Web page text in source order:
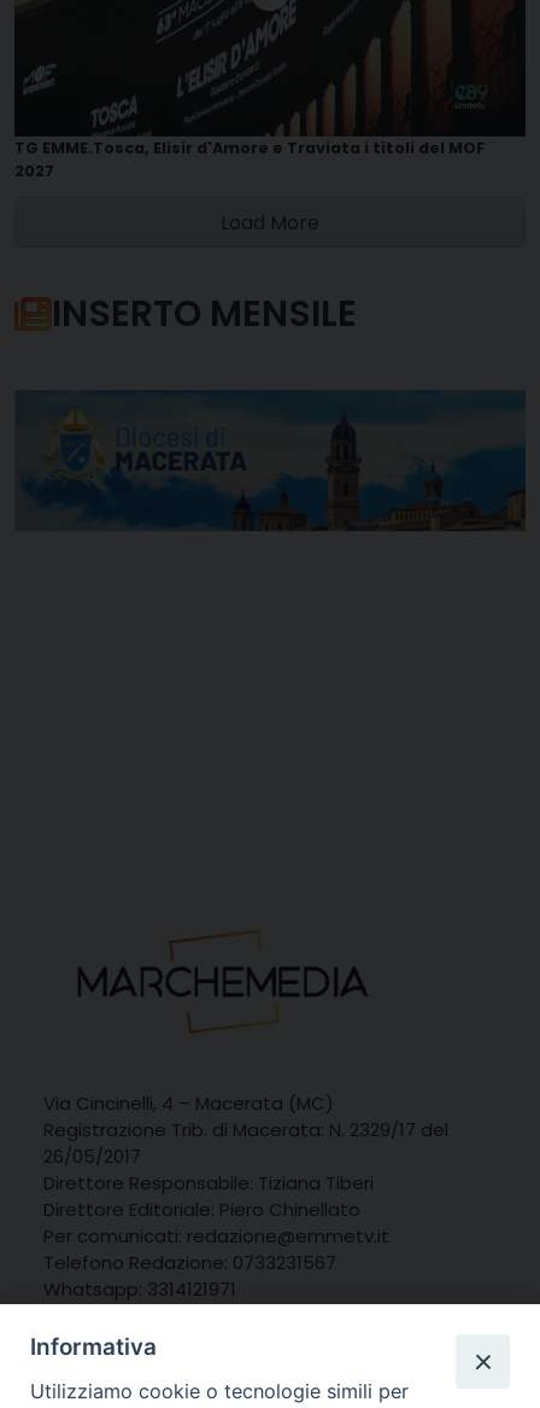
TG EMME.Tosca, Elisir d'Amore e Traviata i titoli del MOF
2027
Load More
INSERTO MENSILE
Via Cincinelli, 4 – Macerata (MC)
Registrazione Trib. di Macerata: N. 2329/17 del
26/05/2017
Direttore Responsabile: Tiziana Tiberi
Direttore Editoriale: Piero Chinellato
Per comunicati: redazione@emmetv.it
Telefono Redazione: 0733231567
Whatsapp: 3314121971
Informativa
Utilizziamo cookie o tecnologie simili per